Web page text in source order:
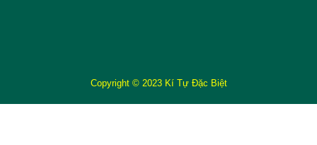
Copyright © 2023 Kí Tự Đặc Biệt